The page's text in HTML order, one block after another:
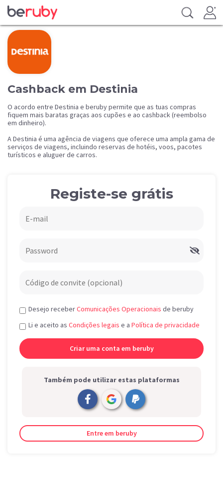
Cashback em Destinia
O acordo entre Destinia e beruby permite que as tuas compras
fiquem mais baratas graças aos cupões e ao cashback (reembolso
em dinheiro).
A Destinia é uma agência de viagens que oferece uma ampla gama de
serviços de viagens, incluindo reservas de hotéis, voos, pacotes
turísticos e aluguer de carros.
Registe-se grátis
Desejo receberComunicações Operacionais de beruby
Li e aceito as Condições legais e a Política de privacidade
Também pode utilizar estas plataformas
Entre em beruby